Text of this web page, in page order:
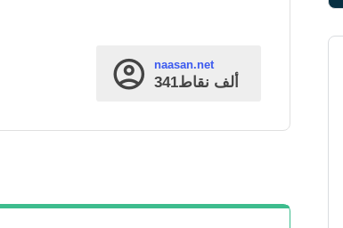
naasan.net
341ألف نقاط